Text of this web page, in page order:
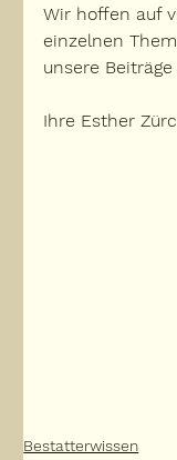
Wir hoffen auf
einzelnen
unsere
Ihre Esther
Bestatterwissen